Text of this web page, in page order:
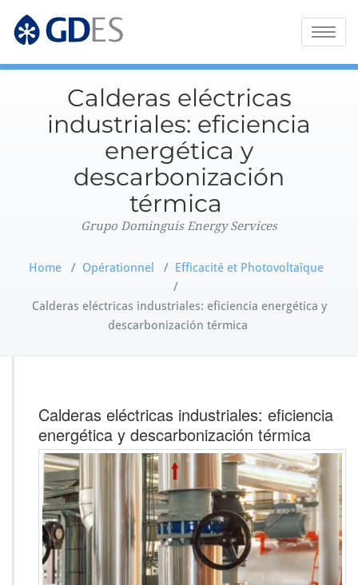
Grupo Dominguis Energy Services
Toggle
Calderas eléctricas
industriales: eficiencia
energética y
descarbonización
térmica
Grupo Dominguis Energy Services
Home/ Opérationnel / Efficacité et Photovoltaïque
/
Calderas eléctricas industriales: eficiencia energética y
descarbonización térmica
Calderas eléctricas industriales: eficiencia
energética y descarbonización térmica